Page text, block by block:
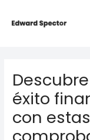
éxito
con